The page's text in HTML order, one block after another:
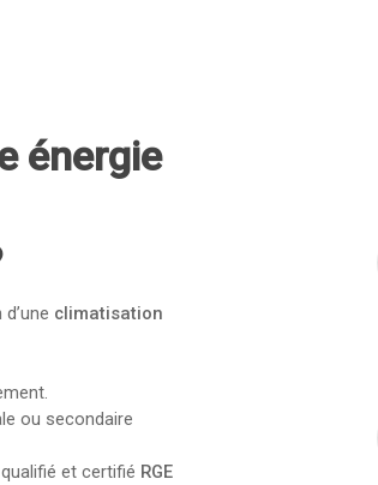
énergie
climatisation
ou secondaire
et certifié RGE